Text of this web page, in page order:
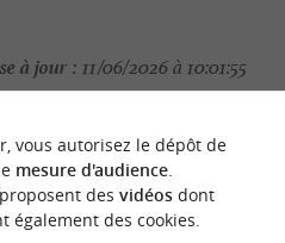
à jour : 11/06/2026 à 10:01:55
CC BY-NC-ND 4.0
vous autorisez le dépôt de
mesure d'audience.
des vidéosdont
également des cookies.